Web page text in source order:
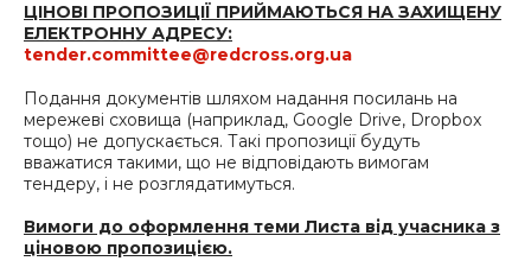
ЦІНОВІ ПРОПОЗИЦІЇ ПРИЙМАЮТЬСЯ НА ЗАХИЩЕНУ
ЕЛЕКТРОННУ АДРЕСУ:
tender.committee@redcross.org.ua
Подання документів шляхом надання посилань на
мережеві сховища (наприклад, Google Drive, Dropbox
тощо) не допускається. Такі пропозиції будуть
вважатися такими, що не відповідають вимогам
тендеру, і не розглядатимуться.
Вимоги до оформлення теми Листа від учасника з
ціновою пропозицією.